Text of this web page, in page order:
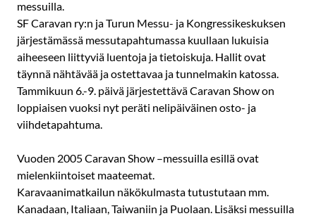
messuilla.
SF Caravan ry:n ja Turun Messu- ja Kongressikeskuksen
järjestämässä messutapahtumassa kuullaan lukuisia
aiheeseen liittyviä luentoja ja tietoiskuja. Hallit ovat
täynnä nähtävää ja ostettavaa ja tunnelmakin katossa.
Tammikuun 6.-9. päivä järjestettävä Caravan Show on
loppiaisen vuoksi nyt peräti nelipäiväinen osto- ja
viihdetapahtuma.
Vuoden 2005 Caravan Show –messuilla esillä ovat
mielenkiintoiset maateemat.
Karavaanimatkailun näkökulmasta tutustutaan mm.
Kanadaan, Italiaan, Taiwaniin ja Puolaan. Lisäksi messuilla